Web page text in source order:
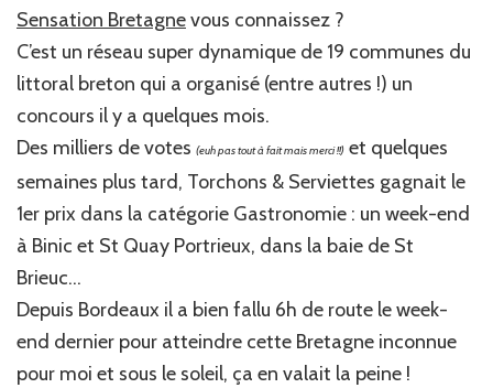
1ère
escale
bretonne
Sensation Bretagnevous connaissez ?
C’est un réseau super dynamique de 19 communes du
littoral breton qui a organisé (entre autres !) un
concours il y a quelques mois.
Des milliers de votes (euh pas tout à fait mais merci !!) et quelques
semaines plus tard, Torchons & Serviettes gagnait le
1er prix dans la catégorie Gastronomie : un week-end
à Binic et St Quay Portrieux, dans la baie de St
Brieuc…
Depuis Bordeaux il a bien fallu 6h de route le week-
end dernier pour atteindre cette Bretagne inconnue
pour moi et sous le soleil, ça en valait la peine !